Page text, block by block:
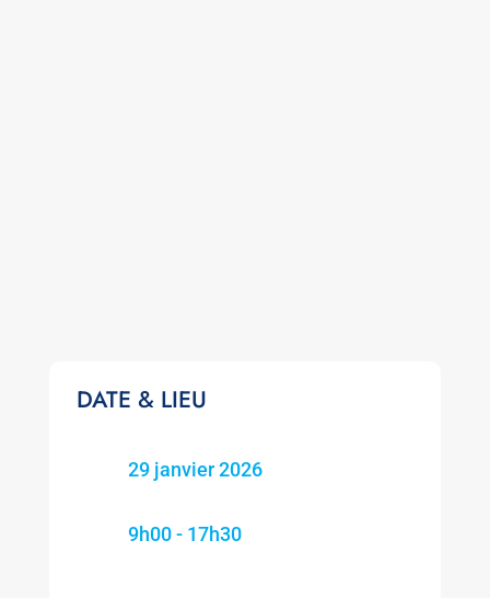
DATE & LIEU
29 janvier 2026
9h00 - 17h30